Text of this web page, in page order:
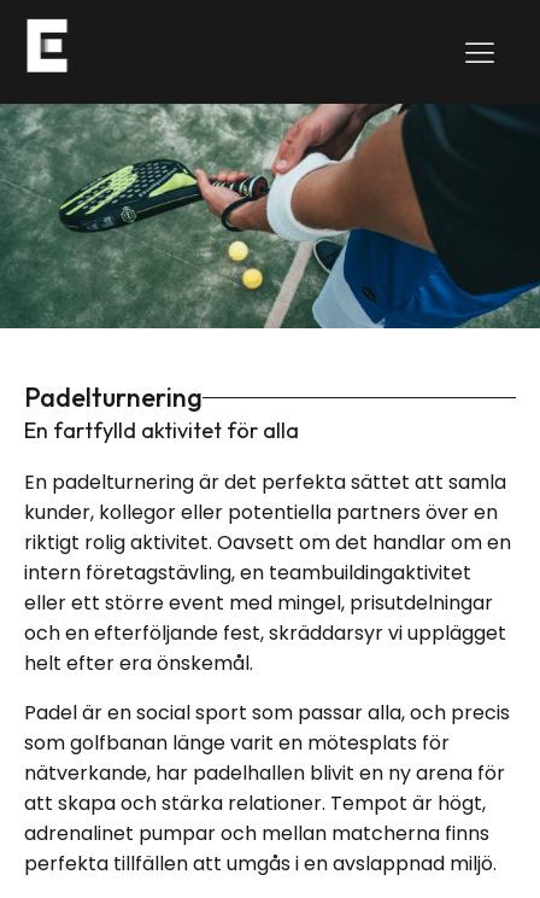
Padelturnering
En fartfylld aktivitet för alla
En padelturnering är det perfekta sättet att samla
kunder, kollegor eller potentiella partners över en
riktigt rolig aktivitet. Oavsett om det handlar om en
intern företagstävling, en teambuildingaktivitet
eller ett större event med mingel, prisutdelningar
och en efterföljande fest, skräddarsyr vi upplägget
helt efter era önskemål.
Padel är en social sport som passar alla, och precis
som golfbanan länge varit en mötesplats för
nätverkande, har padelhallen blivit en ny arena för
att skapa och stärka relationer. Tempot är högt,
adrenalinet pumpar och mellan matcherna finns
perfekta tillfällen att umgås i en avslappnad miljö.